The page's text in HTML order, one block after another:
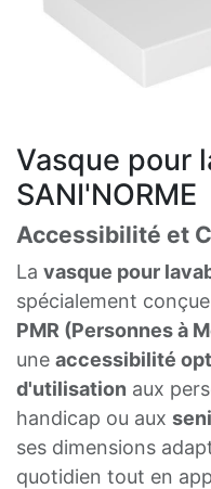
Vasque pour
SANI'NORME
Accessibilité et
La vasque pour
spécialement
PMR (Personnes à
une accessibilité
d'utilisation aux
handicap ou aux
ses dimensions
quotidien tout en